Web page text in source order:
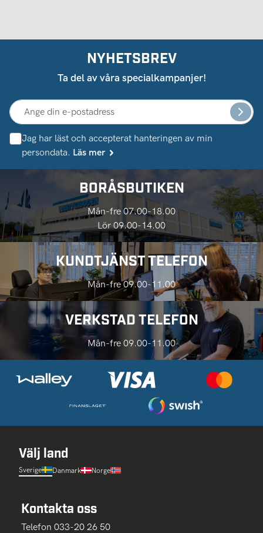
NYHETSBREV
Ta del av våra specialkampanjer!
Jag har läst och accepterat hanteringen av min
persondata. Läs mer
BORÅSBUTIKEN
Mån-fre 07.00-18.00
Lör 09.00-14.00
KUNDTJÄNST TELEFON
Mån-fre 09.00-11.00
VERKSTAD TELEFON
Mån-fre 09.00-11.00
Välj land
Sverige Danmark Norge
Kontakta oss
Telefon 033-20 26 50